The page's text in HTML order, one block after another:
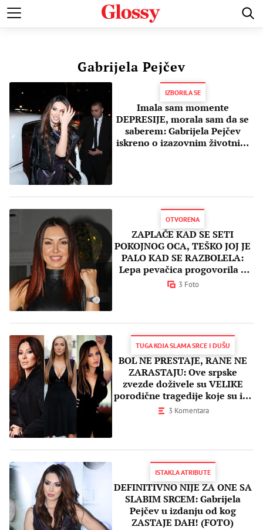
POZNATI MODA I LEPOTA ZDRAVI I SREĆNI LJUBAV
Gabrijela Pejčev
IZBORILA SE
Imala sam momente
DEPRESIJE, morala sam da se
saberem: Gabrijela Pejčev
iskreno o izazovnim životnim
OTVORENA
ZAPLAČE KAD SE SETI
POKOJNOG OCA, TEŠKO JOJ JE
PALO KAD SE RAZBOLELA:
Lepa pevačica progovorila o
ružnom periodu života
3 Foto
TUGA KOJA SLAMA SRCE I DUŠU
BOL NE PRESTAJE, RANE NE
ZARASTAJU: Ove srpske
zvezde doživele su VELIKE
porodične tragedije koje su im
ZAUVEK promenile život
3 Komentara
ISTAKLA ATRIBUTE
DEFINITIVNO NIJE ZA ONE SA
SLABIM SRCEM: Gabrijela
Pejčev u izdanju od kog
ZASTAJE DAH! (FOTO)